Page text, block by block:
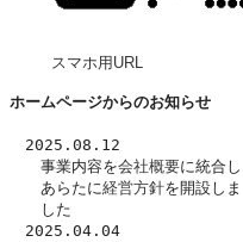
スマホ用URL
ホームページからのお知らせ
2025.08.12
事業内容を会社概要に統合し
あらたに経営方針を開設しま
した
2025.04.04